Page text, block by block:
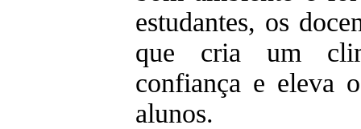
estudantes, os
que cria um
confiança e eleva
alunos.